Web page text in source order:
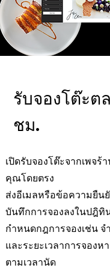
รับจองโต๊ะต
ชม.
เปิดรับจองโต๊ะจากเพจร้
คุณโดยตรง
ส่งอีเมลหรือข้อความยืน
บันทึกการจองลงในปฎิทิ
กำหนดกฎการจองเช่น
และระยะเวลาการจองห
ตามเวลานัด